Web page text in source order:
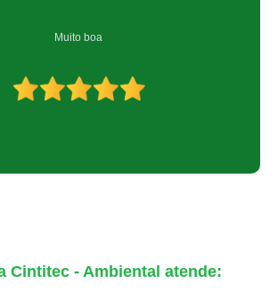
Muito boa
Cintitec - Ambiental atende: